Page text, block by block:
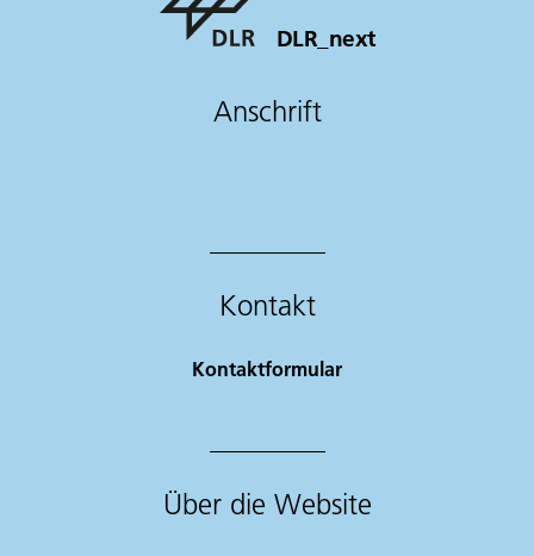
DLR_next
Anschrift
Kontakt
Kontaktformular
Über die Website